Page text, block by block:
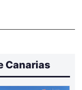
Canarias